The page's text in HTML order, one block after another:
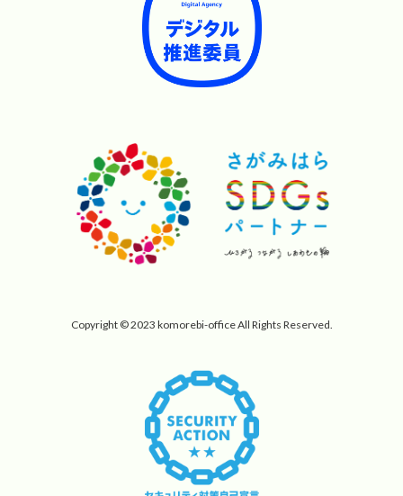
Copyright © 2023 komorebi-office All Rights Reserved.